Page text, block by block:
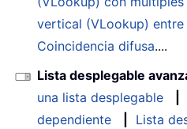
vertical (VLookup) entre
Coincidencia difusa....
Lista desplegable
una lista desplegable
dependiente
Lista